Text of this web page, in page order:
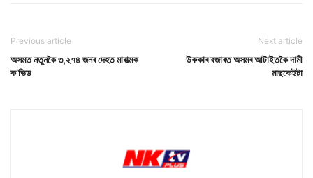
Previous article
অসমত নতুনকৈ ৩,২৭৪ জনৰ দেহত মাৰাত্মক
ক’ভিড
Next article
উৰুকাৰ বজাৰত অসমৰ আটাইতকৈ দামী
মাছকেইটা